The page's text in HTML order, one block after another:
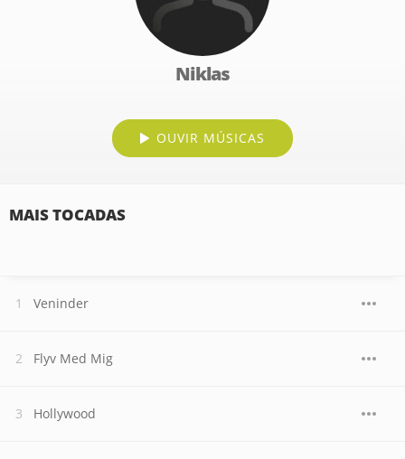
Niklas
OUVIR MÚSICAS
MAIS TOCADAS
Veninder
Flyv Med Mig
Hollywood